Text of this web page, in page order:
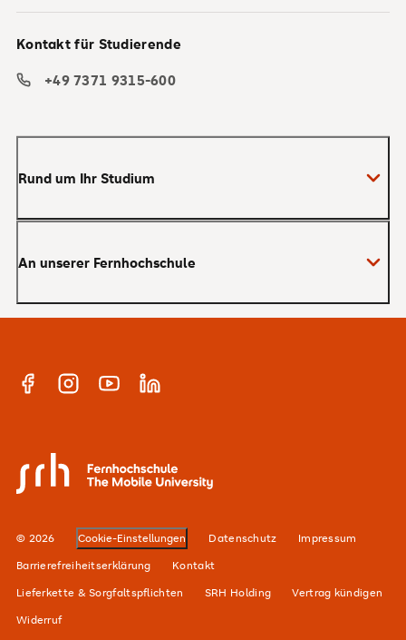
Rund um Ihr Studium
Anrechnung von Vorleistungen
Studienberatung
Master
An unserer Fernhochschule
Warum SRH?
E-Campus
Karriere
Kontakt für Studierende
+49 7371 9315-600
FacebookInstagramYouTubeLinkedin
SRH Fernhochschule - The Mobile University
© 2026 Cookie-Einstellungen Datenschutz
Impressum
Barrierefreiheitserklärung
Kontakt
Lieferkette & Sorgfaltspflichten
SRH Holding
Vertrag kündigen
Widerruf